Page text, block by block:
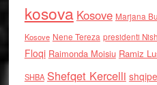
kosova Kosove Marjana
Kosove Nene Tereza presidenti
Floqi Raimonda Moisiu Ramiz
SHBA Shefqet Kercelli